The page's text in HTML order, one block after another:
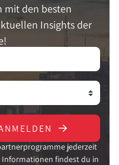
mit den besten
Insights der
jederzeit
findest du in